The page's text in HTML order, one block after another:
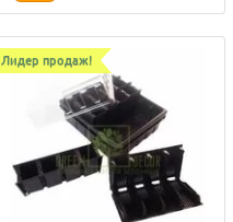
Лидер продаж!